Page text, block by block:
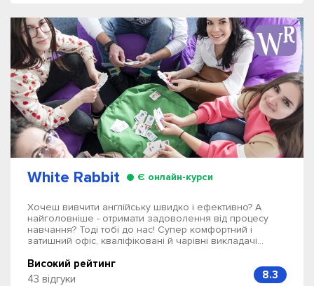
White Rabbit Є онлайн-курси
Хочеш вивчити англійську швидко і ефективно? А
найголовніше - отримати задоволення від процесу
навчання? Тоді тобі до нас! Супер комфортний і
затишний офіс, кваліфіковані й чарівні викладачі...
Високий рейтинг
43 відгуки
8.3